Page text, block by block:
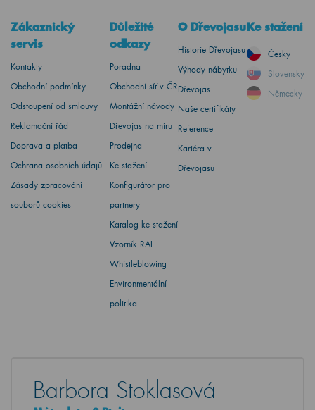
Zákaznický
servis
Kontakty
Obchodní podmínky
Odstoupení od smlouvy
Reklamační řád
Doprava a platba
Ochrana osobních údajů
Zásady zpracování
souborů cookies
Důležité
odkazy
Poradna
Obchodní síť v ČR
Montážní návody
Dřevojas na míru
Prodejna
Ke stažení
Konfigurátor pro
partnery
Katalog ke stažení
Vzorník RAL
Whistleblowing
Environmentální
politika
O Dřevojasu
Historie Dřevojasu
Výhody nábytku
Dřevojas
Naše certifikáty
Reference
Kariéra v
Dřevojasu
Ke stažení
Česky
Slovensky
Německy
Barbora Stoklasová